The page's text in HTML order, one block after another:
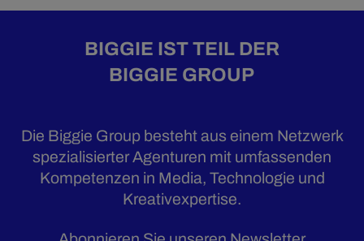
BIGGIE IST TEIL DER
BIGGIE GROUP
Die Biggie Group besteht aus einem Netzwerk
spezialisierter Agenturen mit umfassenden
Kompetenzen in Media, Technologie und
Kreativexpertise.